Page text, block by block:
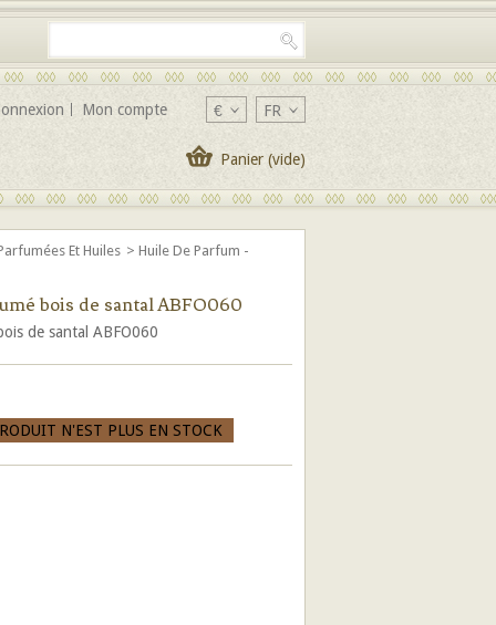
FR
€
Panier (vide)
Mon compte
Et Huiles > Huile De Parfum -
bois de santal ABFO060
de santal ABFO060
N'EST PLUS EN STOCK